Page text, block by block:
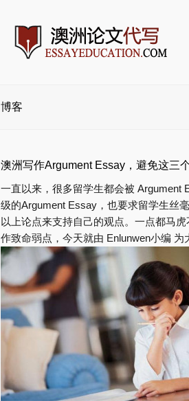
博客
澳洲写作Argument Essay，避免这三
一直以来，很多留学生都会被 Argument
级的Argument Essay，也要求留学生丝
以上论点来支持自己的观点。一点都马
作致命弱点，今天就由 Enlunwen小编 为